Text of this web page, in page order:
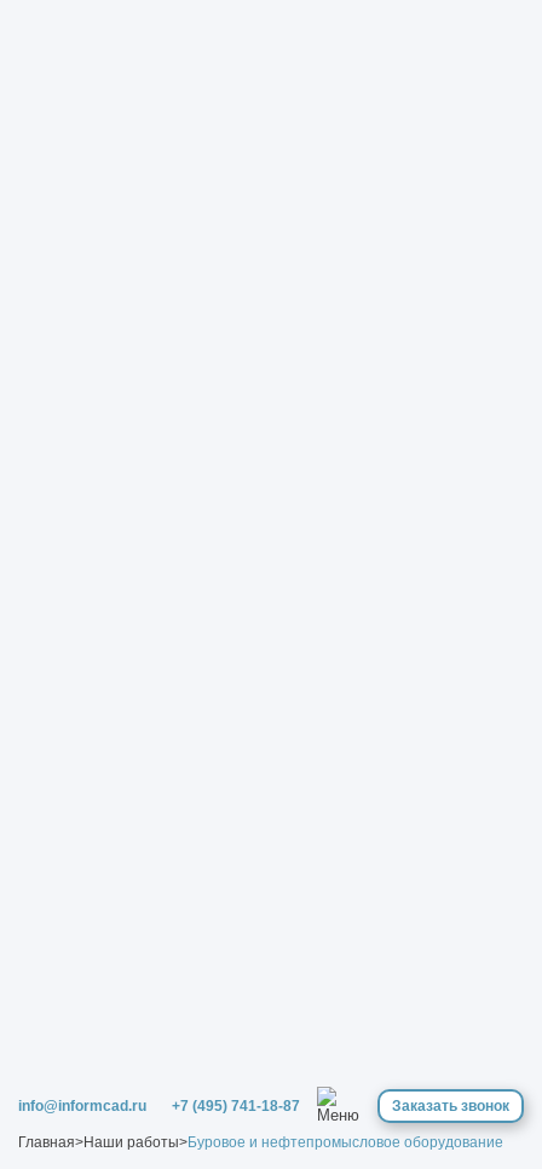
info@informcad.ru +7 (495) 741-18-87 Заказать звонок
Главная>Наши работы>Буровое и нефтепромысловое оборудование